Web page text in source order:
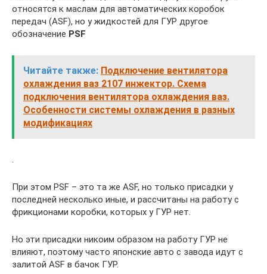
относятся к маслам для автоматических коробок
передач (ASF), но у жидкостей для ГУР другое
обозначение PSF
Читайте также: Подключение вентилятора
охлаждения ваз 2107 инжектор. Схема
подключения вентилятора охлаждения ваз.
Особенности системы охлаждения в разных
модификациях
При этом PSF – это та же ASF, но только присадки у
последней несколько иные, и рассчитаны на работу с
фрикционами коробки, которых у ГУР нет.
Но эти присадки никоим образом на работу ГУР не
влияют, поэтому часто японские авто с завода идут с
залитой ASF в бачок ГУР.